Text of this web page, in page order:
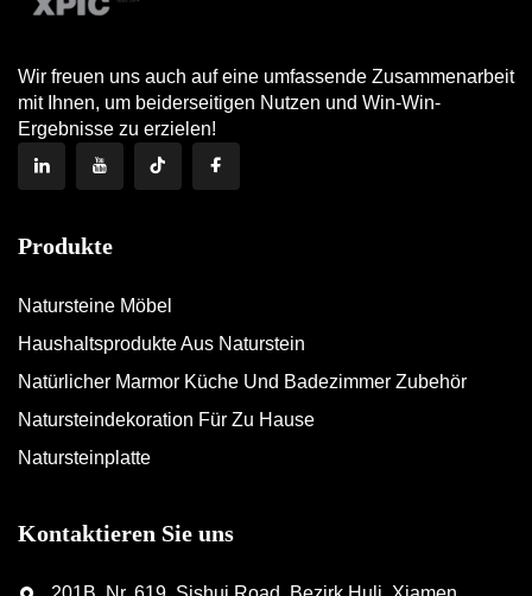
Wir freuen uns auch auf eine umfassende Zusammenarbeit
mit Ihnen, um beiderseitigen Nutzen und Win-Win-
Ergebnisse zu erzielen!
Produkte
Natursteine Möbel
Haushaltsprodukte Aus Naturstein
Natürlicher Marmor Küche Und Badezimmer Zubehör
Natursteindekoration Für Zu Hause
Natursteinplatte
Kontaktieren Sie uns